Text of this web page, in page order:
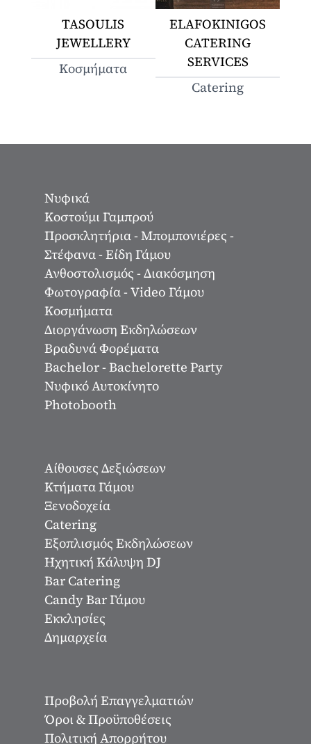
TASOULIS
JEWELLERY
Κοσμήματα
ELAFOKINIGOS
CATERING
SERVICES
Catering
Νυφικά
Κοστούμι Γαμπρού
Προσκλητήρια - Μπομπονιέρες -
Στέφανα - Είδη Γάμου
Ανθοστολισμός - Διακόσμηση
Φωτογραφία - Video Γάμου
Κοσμήματα
Διοργάνωση Εκδηλώσεων
Βραδυνά Φορέματα
Bachelor - Bachelorette Party
Νυφικό Αυτοκίνητο
Photobooth
Αίθουσες Δεξιώσεων
Κτήματα Γάμου
Ξενοδοχεία
Catering
Εξοπλισμός Εκδηλώσεων
Ηχητική Κάλυψη DJ
Bar Catering
Candy Bar Γάμου
Εκκλησίες
Δημαρχεία
Προβολή Επαγγελματιών
Όροι & Προϋποθέσεις
Πολιτική Απορρήτου